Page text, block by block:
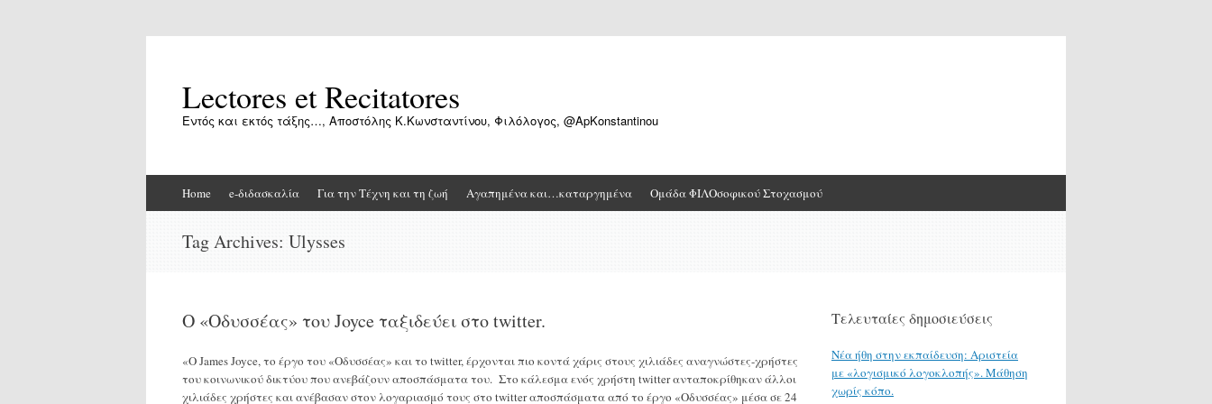
Lectores et Recitatores
Εντός και εκτός τάξης…, Αποστόλης Κ.Κωνσταντίνου, Φιλόλογος, @ApKonstantinou
to
Home e-διδασκαλία Για την Τέχνη και τη ζωή Αγαπημένα και…καταργημένα Ομάδα ΦΙΛΟσοφικού Στοχασμού
Tag Archives: Ulysses
Ο «Οδυσσέας» του Joyce ταξιδεύει στο twitter.
«Ο James Joyce, το έργο του «Οδυσσέας» και το twitter, έρχονται πιο κοντά χάρις στους χιλιάδες αναγνώστες-χρήστες
του κοινωνικού δικτύου που ανεβάζουν αποσπάσματα του. Στο κάλεσμα ενός χρήστη twitter ανταποκρίθηκαν άλλοι
χιλιάδες χρήστες και ανέβασαν στον λογαριασμό τους στο twitter αποσπάσματα από το έργο «Οδυσσέας» μέσα σε 24
Τελευταίες δημοσιεύσεις
Νέα ήθη στην εκπαίδευση: Αριστεία
με «λογισμικό λογοκλοπής». Μάθηση
χωρίς κόπο.